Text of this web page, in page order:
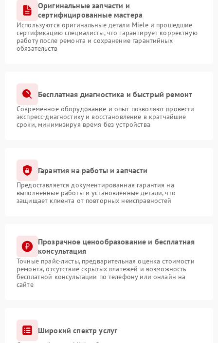
Оригинальные запчасти и
сертифицированные мастера
Используются оригинальные детали Miele и прошедшие
сертификацию специалисты, что гарантирует корректную
работу после ремонта и сохранение гарантийных
обязательств
Бесплатная диагностика и быстрый ремонт
Современное оборудование и опыт позволяют провести
экспресс-диагностику и восстановление в кратчайшие
сроки, минимизируя время без устройства
Гарантия на работы и запчасти
Предоставляется документированная гарантия на
выполненные работы и установленные детали, что
защищает клиента от повторных неисправностей
Прозрачное ценообразование и бесплатная
консультация
Точные прайс-листы, предварительная оценка стоимости
ремонта, отсутствие скрытых платежей и возможность
бесплатной консультации по телефону или онлайн на
сайте
Широкий спектр услуг